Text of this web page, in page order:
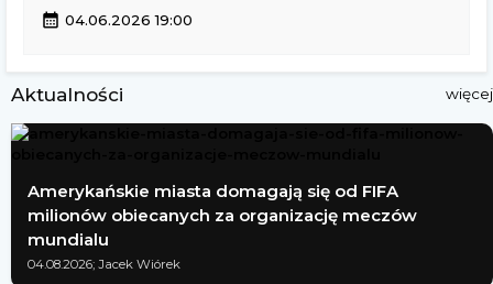
calendar_month 04.06.2026 19:00
Aktualności więcej
Amerykańskie miasta domagają się od FIFA
milionów obiecanych za organizację meczów
mundialu
04.08.2026; Jacek Wiórek